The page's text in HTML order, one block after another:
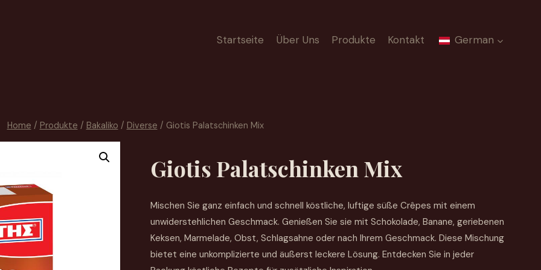
Startseite Über Uns Produkte Kontakt German
Home / Produkte / Bakaliko / Diverse / Giotis Palatschinken Mix
Giotis Palatschinken Mix
Mischen Sie ganz einfach und schnell köstliche, luftige süße Crêpes mit einem
unwiderstehlichen Geschmack. Genießen Sie sie mit Schokolade, Banane, geriebenen
Keksen, Marmelade, Obst, Schlagsahne oder nach Ihrem Geschmack. Diese Mischung
bietet eine unkomplizierte und äußerst leckere Lösung. Entdecken Sie in jeder